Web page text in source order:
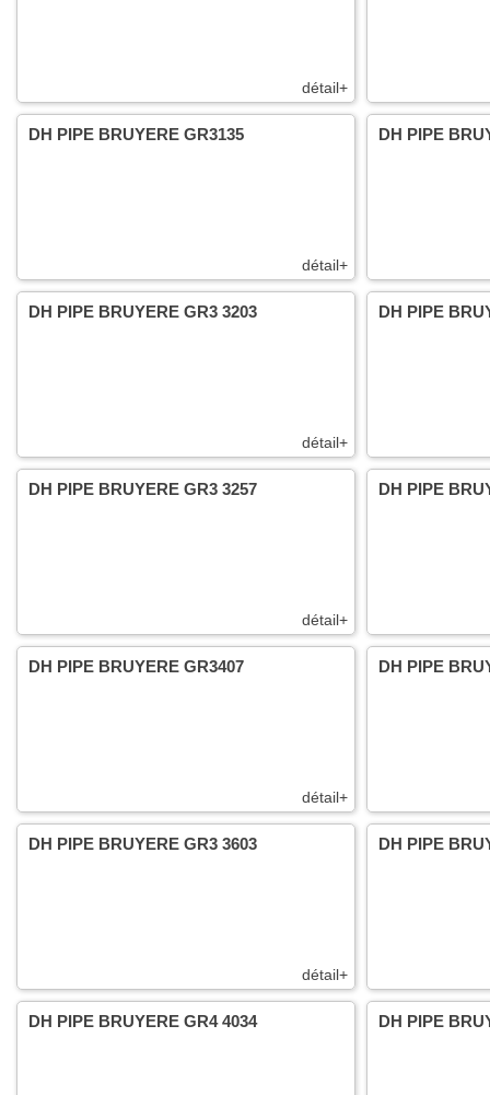
détail+
détail+
DH PIPE BRUYERE GR3135 DH PIPE
détail+
DH PIPE BRUYERE GR3 3203 DH PIPE
détail+
DH PIPE BRUYERE GR3 3257 DH PIPE
détail+
DH PIPE BRUYERE GR3407 DH PIPE
détail+
DH PIPE BRUYERE GR3 3603 DH PIPE
DH PIPE BRUYERE GR4 4034 DH PIPE